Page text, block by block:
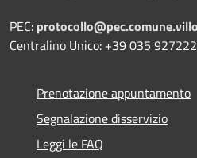
PEC:
Centralino Unico: +39 035 927222
Prenotazione appuntamento
Segnalazione disservizio
Leggi le FAQ